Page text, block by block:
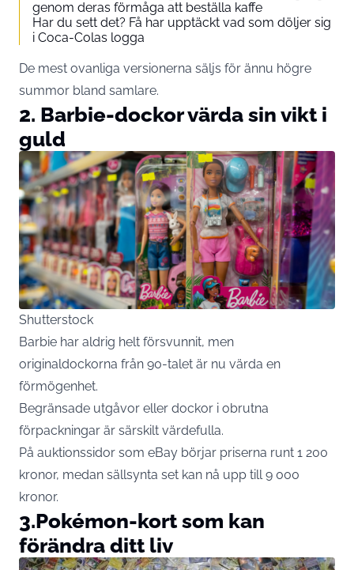
genom deras förmåga att beställa kaffe
Har du sett det? Få har upptäckt vad som döljer sig
i Coca-Colas logga
De mest ovanliga versionerna säljs för ännu högre
summor bland samlare.
2. Barbie-dockor värda sin vikt i
guld
Shutterstock
Barbie har aldrig helt försvunnit, men
originaldockorna från 90-talet är nu värda en
förmögenhet.
Begränsade utgåvor eller dockor i obrutna
förpackningar är särskilt värdefulla.
På auktionssidor som eBay börjar priserna runt 1 200
kronor, medan sällsynta set kan nå upp till 9 000
kronor.
3.Pokémon-kort som kan
förändra ditt liv